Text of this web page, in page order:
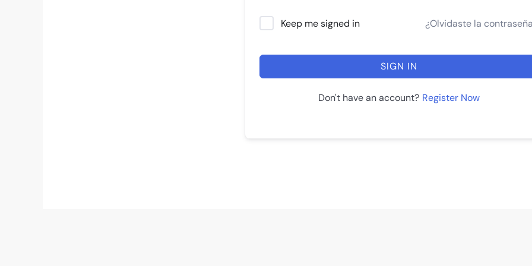
Keep me signed in ¿Olvidaste la
SIGN IN
Don't have an account? Register Now